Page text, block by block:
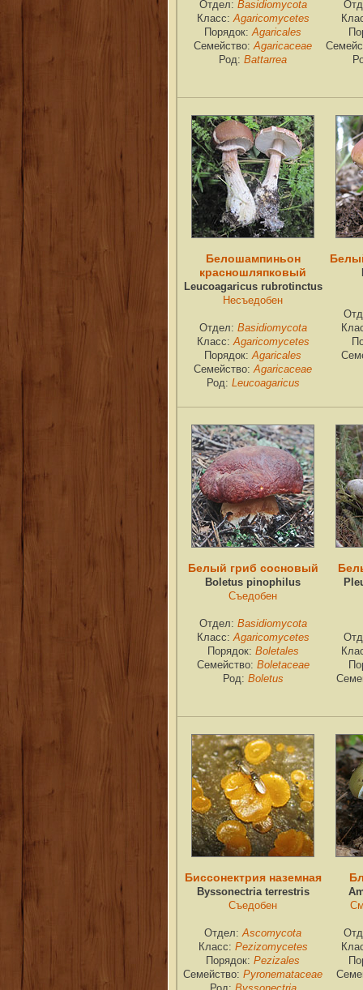
Отдел: Basidiomycota
Класс: Agaricomycetes
Порядок: Agaricales
Семейство: Agaricaceae
Род: Battarrea
Белошампиньон
красношляпковый
Leucoagaricus rubrotinctus
Несъедобен
Отдел: Basidiomycota
Класс: Agaricomycetes
Порядок: Agaricales
Семейство: Agaricaceae
Род: Leucoagaricus
Белый гриб сосновый
Boletus pinophilus
Съедобен
Отдел: Basidiomycota
Класс: Agaricomycetes
Порядок: Boletales
Семейство: Boletaceae
Род: Boletus
Биссонектрия наземная
Byssonectria terrestris
Съедобен
Отдел: Ascomycota
Класс: Pezizomycetes
Порядок: Pezizales
Семейство: Pyronemataceae